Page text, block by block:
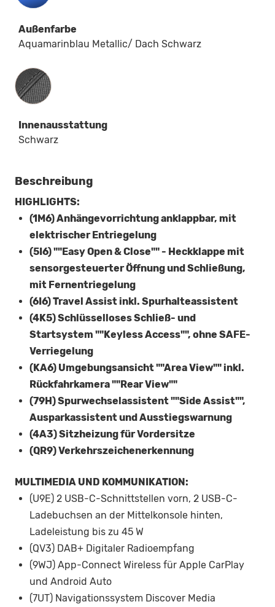
Außenfarbe
Aquamarinblau Metallic/ Dach Schwarz
Innenausstattung
Innenausstattung
Schwarz
Beschreibung
HIGHLIGHTS:
(1M6) Anhängevorrichtung anklappbar, mit
elektrischer Entriegelung
(5I6) ""Easy Open & Close"" - Heckklappe mit
sensorgesteuerter Öffnung und Schließung,
mit Fernentriegelung
(6I6) Travel Assist inkl. Spurhalteassistent
(4K5) Schlüsselloses Schließ- und
Startsystem ""Keyless Access"", ohne SAFE-
Verriegelung
(KA6) Umgebungsansicht ""Area View"" inkl.
Rückfahrkamera ""Rear View""
(79H) Spurwechselassistent ""Side Assist"",
Ausparkassistent und Ausstiegswarnung
(4A3) Sitzheizung für Vordersitze
(QR9) Verkehrszeichenerkennung
MULTIMEDIA UND KOMMUNIKATION:
(U9E) 2 USB-C-Schnittstellen vorn, 2 USB-C-
Ladebuchsen an der Mittelkonsole hinten,
Ladeleistung bis zu 45 W
(QV3) DAB+ Digitaler Radioempfang
(9WJ) App-Connect Wireless für Apple CarPlay
und Android Auto
(7UT) Navigationssystem Discover Media